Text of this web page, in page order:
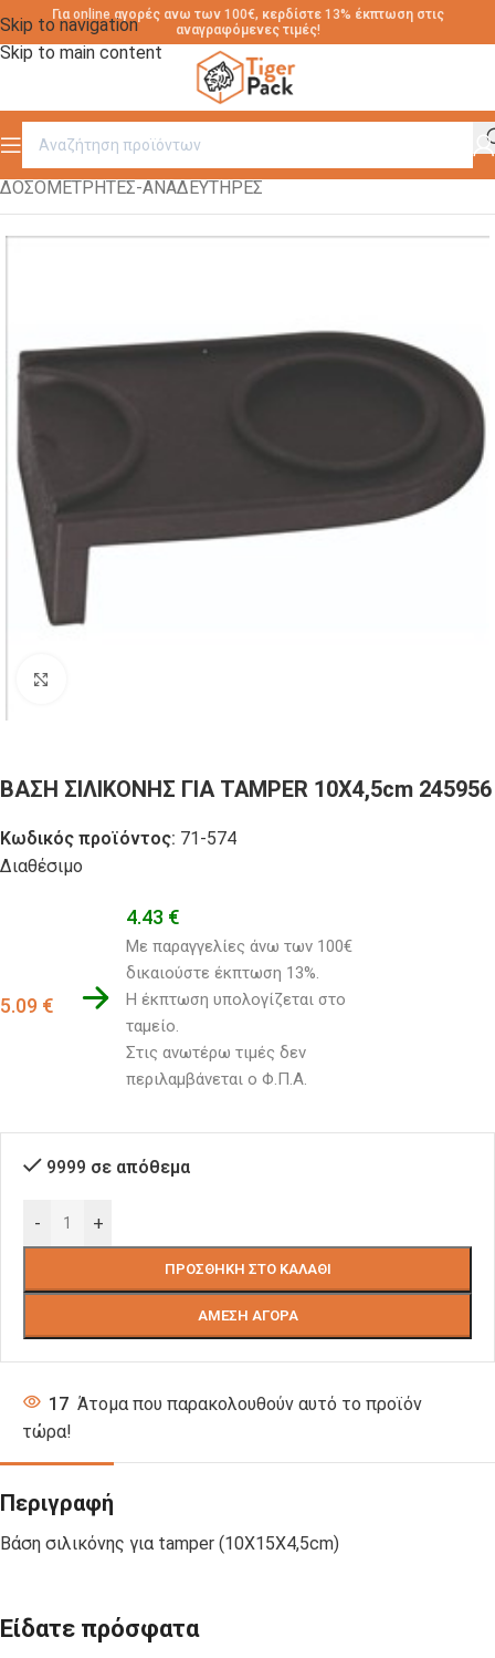
Skip to navigation
Skip to main content
Για online αγορές ανω των 100€, κερδίστε 13% έκπτωση στις
αναγραφόμενες τιμές!
Αρχική σελίδα / ΕΙΔΗ ΚΑΦΕ ΜΠΑΡ
ΔΟΣΟΜΕΤΡΗΤΕΣ-ΑΝΑΔΕΥΤΗΡΕΣ
ΒΑΣΗ ΣΙΛΙΚΟΝΗΣ ΓΙΑ TAMPER 10X4,5cm 245956
Κωδικός προϊόντος: 71-574
Διαθέσιμο
5.09 €
4.43 €
Με παραγγελίες άνω των 100€
δικαιούστε έκπτωση 13%.
Η έκπτωση υπολογίζεται στο
ταμείο.
Στις ανωτέρω τιμές δεν
περιλαμβάνεται ο Φ.Π.Α.
9999 σε απόθεμα
- +
ΠΡΟΣΘΉΚΗ ΣΤΟ ΚΑΛΆΘΙ
ΆΜΕΣΗ ΑΓΟΡΆ
17 Άτομα που παρακολουθούν αυτό το προϊόν
τώρα!
Περιγραφή
Βάση σιλικόνης για tamper (10Χ15Χ4,5cm)
Είδατε πρόσφατα